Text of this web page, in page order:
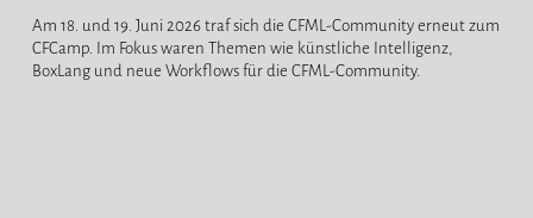
Am 18. und 19. Juni 2026 traf sich die CFML-Community erneut zum
CFCamp. Im Fokus waren Themen wie künstliche Intelligenz,
BoxLang und neue Workflows für die CFML-Community.